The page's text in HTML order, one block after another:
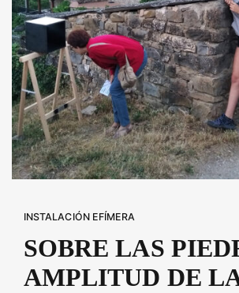
INSTALACIÓN EFÍMERA
SOBRE LAS
AMPLITUD DE